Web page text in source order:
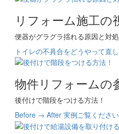
リフォーム施工の
便器がグラグラ揺れる原因と対処
トイレの不具合をどうやって直
物件リフォームの
後付けで階段をつける方法！
Before → After 実例ご覧ください